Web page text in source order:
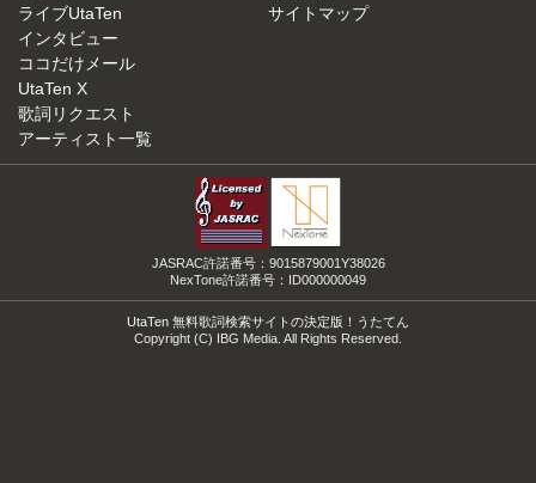
ライブUtaTen
インタビュー
ココだけメール
UtaTen X
歌詞リクエスト
アーティスト一覧
サイトマップ
JASRAC許諾番号：9015879001Y38026
NexTone許諾番号：ID000000049
UtaTen 無料歌詞検索サイトの決定版！うたてん
Copyright (C) IBG Media. All Rights Reserved.